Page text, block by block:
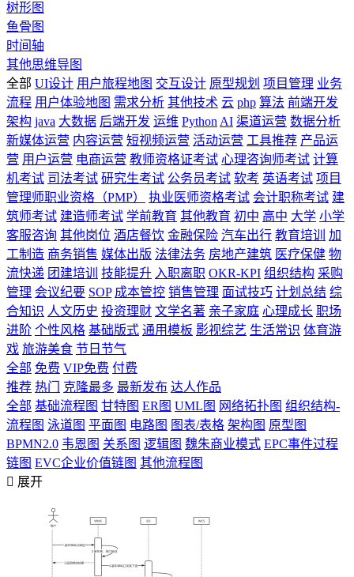
树形图
鱼骨图
时间轴
其他思维导图
全部 UI设计 用户旅程地图 交互设计 原型规划 项目管理 业务
流程 用户体验地图 需求分析 其他技术 云 php 算法 前端开发
架构 java 大数据 后端开发 运维 Python AI 渠道运营 数据分析
新媒体运营 内容运营 短视频运营 活动运营 工具推荐 产品运
营 用户运营 电商运营 教师资格证考试 心理咨询师考试 计算
机考试 司法考试 研究生考试 公务员考试 软考 英语考试 项目
管理师职业资格（PMP）
执业医师资格考试 会计职称考试 建
筑师考试 建造师考试 学前教育 其他教育 初中 高中 大学 小学
客服咨询 其他岗位 酒店餐饮 金融保险 汽车出行 教育培训
加
工制造 商务销售 媒体出版 法律法务 房地产建筑 医疗保健 物
流快递 团建培训 技能提升 入职离职 OKR-KPI 组织结构 采购
管理 会议纪要 SOP 成本管控 销售管理 面试技巧 计划总结 综
合知识 人文历史 投资理财 文学名著 亲子家庭 心理成长 职场
进阶 个性风格 基础版式 通用模板 影视综艺 生活常识 体育游
戏 旅游美食 节日节气
全部 免费 VIP免费 付费
推荐 热门 克隆最多 最新发布 达人作品
全部 基础流程图 甘特图 ER图 UML图 网络拓扑图 组织结构-
流程图 泳道图 平面图 电路图 图表/表格 架构图 原型图
BPMN2.0 韦恩图 关系图 逻辑图 魏朱商业模式 EPC事件过程
链图 EVC企业价值链图 其他流程图
 展开